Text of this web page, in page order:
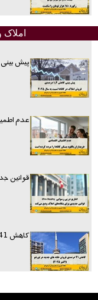
پیش
عدم
قوانین
کاهش 41 درصدی فروش خانه در تورنتو